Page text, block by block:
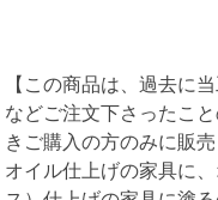
【この商品は、過去に
などご注文下さったこ
きご購入の方のみに販売
オイル仕上げの家具に